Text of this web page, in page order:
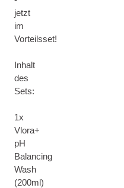
jetzt
im
Vorteilsset!
Inhalt
des
Sets:
1x
Vlora+
pH
Balancing
Wash
(200ml)